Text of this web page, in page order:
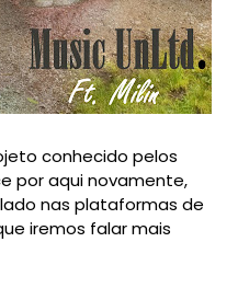
conhecido pelos
por aqui novamente,
nas plataformas de
iremos falar mais